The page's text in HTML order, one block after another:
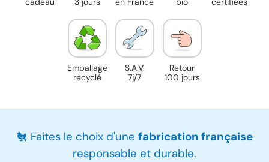
Emballage
recyclé
S.A.V.
7j/7
Retour
100 jours
🐔 Faites le choix d'une fabrication française
responsable et durable.